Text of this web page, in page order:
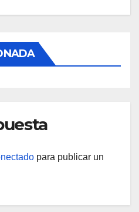
para publicar un